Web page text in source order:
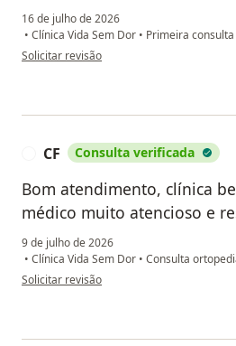
16 de julho de 2026
• Clínica Vida Sem Dor • Primeira
na opinião do utilizador Allanyn F.
Solicitar revisão
CF Consulta verificada
Bom atendimento, clínica
médico muito atencioso e
9 de julho de 2026
• Clínica Vida Sem Dor • Consulta
na opinião do utilizador CF
Solicitar revisão